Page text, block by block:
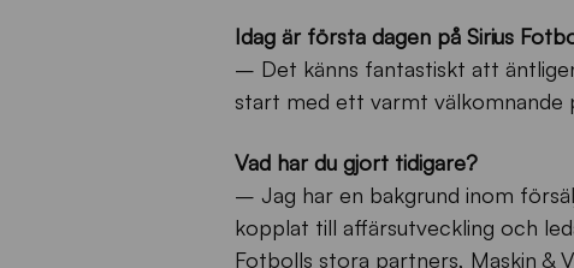
Idag är första dagen på Sirius
– Det känns fantastiskt att
start med ett varmt välkomnande
Vad har du gjort tidigare?
– Jag har en bakgrund inom
kopplat till affärsutveckling och
Fotbolls stora partners, Maskin &